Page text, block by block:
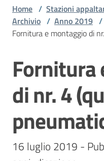
Stazioni
appaltanti
Contatti
Home / Stazioni
Archivio / Anno 2019 /
Fornitura e montaggio di
Salta al contenuto
Fornitura
di nr. 4
16 luglio 2019 -